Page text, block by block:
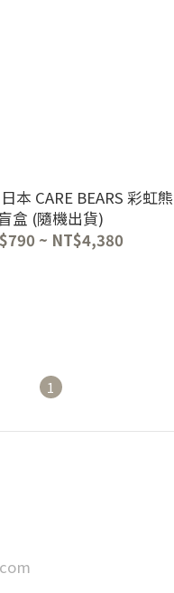
本 CARE BEARS 彩虹熊
盒 (隨機出貨)
~ NT$4,380
1